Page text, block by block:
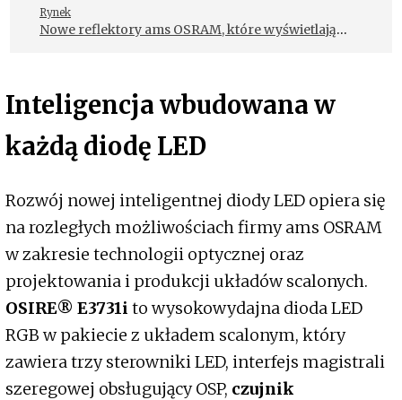
Rynek
Nowe reflektory ams OSRAM, które wyświetlają
Inteligencja wbudowana w
każdą diodę LED
Rozwój nowej inteligentnej diody LED opiera się
na rozległych możliwościach firmy ams OSRAM
w zakresie technologii optycznej oraz
projektowania i produkcji układów scalonych.
OSIRE® E3731i to wysokowydajna dioda LED
RGB w pakiecie z układem scalonym, który
zawiera trzy sterowniki LED, interfejs magistrali
szeregowej obsługujący OSP, czujnik